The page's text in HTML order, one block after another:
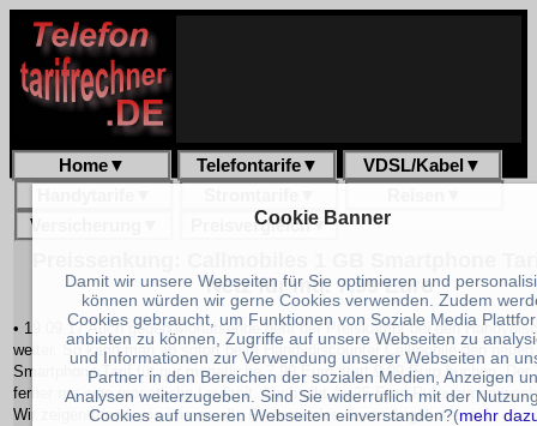
Home▼ Telefontarife▼ VDSL/Kabel ▼
Versicherung
Preisvergleich▼
Netz für mtl. 7,99 Euro
• 19.09.17 Auch gegen Monatsende geht der Preiskampf bei den
weiter. So kann man ab sofort beim Handydiscounter Callmobile den
Smartphone Tarif für nur monatliche 7,99 Euro statt 9,99 Euro buchen. Der
ferner nur eine monatliche Laufzeit. Auch gibt es 25 Euro
Wir zeigen Ihnen -wie immer- alle Features des neuen Angebotes auf.
Cookie Banner
Damit wir unsere Webseiten für Sie optimieren und
können würden wir gerne Cookies verwenden. Zudem
Cookies gebraucht, um Funktionen von Soziale Media
anbieten zu können, Zugriffe auf unsere Webseiten zu
und Informationen zur Verwendung unserer Webseiten an
Partner in den Bereichen der sozialen Medien, Anzeigen
Analysen weiterzugeben. Sind Sie widerruflich mit der
Cookies auf unseren Webseiten einverstanden?(mehr